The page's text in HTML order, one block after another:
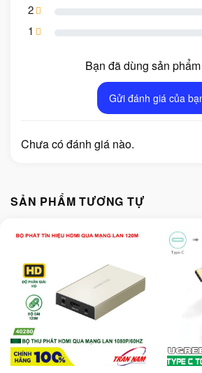
2
1
Bạn đã dùng sản
Gửi đánh giá của
Chưa có đánh giá nào.
SẢN PHẨM TƯƠNG TỰ